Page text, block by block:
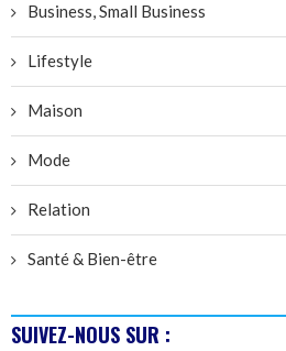
Business, Small Business
Lifestyle
Maison
Mode
Relation
Santé & Bien-être
SUIVEZ-NOUS SUR :